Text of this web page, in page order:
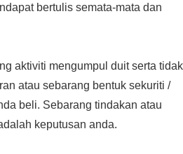
bertulis semata-mata dan
aktiviti mengumpul duit serta tidak
atau sebarang bentuk sekuriti /
beli. Sebarang tindakan atau
keputusan anda.